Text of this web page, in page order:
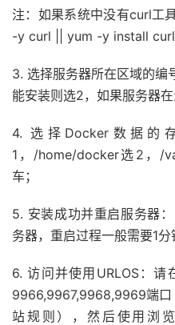
注：如果系统中没有curl工
-y curl || yum -y install
3. 选择服务器所在区域的编
能安装则选2，如果服务器
4. 选择Docker数据的
1，/home/docker选2，/
车；
5. 安装成功并重启服务器
务器，重启过程一般需要1分
6. 访问并使用URLOS：
9966,9967,9968,9969端
站规则），然后使用浏